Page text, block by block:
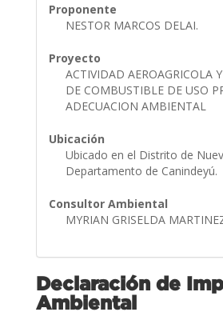
Proponente
NESTOR MARCOS DELAI.
Proyecto
ACTIVIDAD AEROAGRICOLA
DE COMBUSTIBLE DE USO
ADECUACION AMBIENTAL
Ubicación
Ubicado en el Distrito de
Departamento de Canindeyú.
Consultor Ambiental
MYRIAN GRISELDA
Declaración de
Ambiental